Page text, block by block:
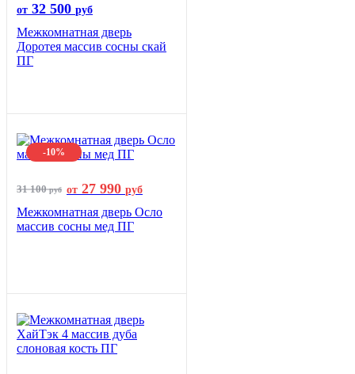
от 32 500 руб
Межкомнатная дверь
Доротея массив сосны скай
ПГ
-10%
31 100руб от 27 990 руб
Межкомнатная дверь Осло
массив сосны мед ПГ